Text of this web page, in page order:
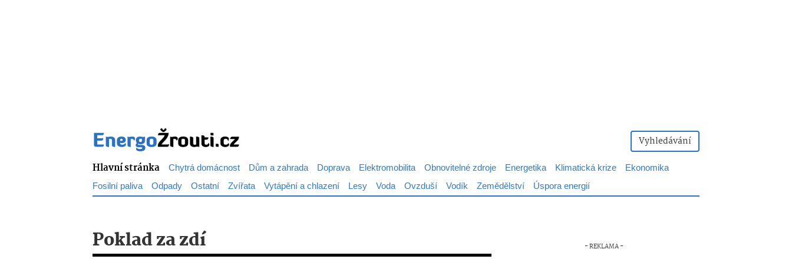
Vyhledávání
Hlavní stránka Chytrá domácnost Dům a zahrada Doprava Elektromobilita Obnovitelné zdroje Energetika Klimatická krize
Ekonomika
Fosilní paliva Odpady Ostatní Zvířata Vytápění a chlazení Lesy Voda Ovzduší Vodík Zemědělství Úspora energií
Poklad za zdí